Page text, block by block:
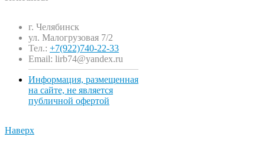
г. Челябинск
ул. Малогрузовая 7/2
Тел.: +7(922)740-22-33
Email: lirb74@yandex.ru
Информация, размещенная
на сайте, не является
публичной офертой
Наверх